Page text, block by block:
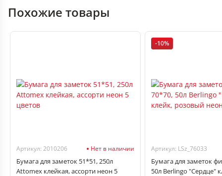
Похожие товары
Артикул: 2010206 Нет в наличии
Бумага для заметок 51*51, 250л
Attomex клейкая, ассорти неон 5
-10%
Артикул: LSz_76033
Бумага для заметок
50л Berlingo "Сердце"